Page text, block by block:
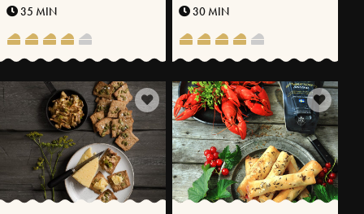
KANSSA
35 MIN
JUUSTOLLA®
30 MIN